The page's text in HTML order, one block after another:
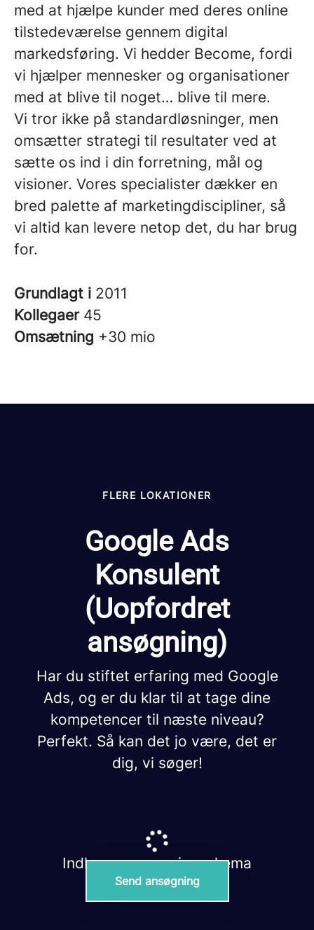
med at hjælpe kunder med deres online
tilstedeværelse gennem digital
markedsføring. Vi hedder Become, fordi
vi hjælper mennesker og organisationer
med at blive til noget… blive til mere.
Vi tror ikke på standardløsninger, men
omsætter strategi til resultater ved at
sætte os ind i din forretning, mål og
visioner. Vores specialister dækker en
bred palette af marketingdiscipliner, så
vi altid kan levere netop det, du har brug
for.
Grundlagt i 2011
Kollegaer 45
Omsætning +30 mio
Send ansøgning
FLERE LOKATIONER
Google Ads
Konsulent
(Uopfordret
ansøgning)
Har du stiftet erfaring med Google
Ads, og er du klar til at tage dine
kompetencer til næste niveau?
Perfekt. Så kan det jo være, det er
dig, vi søger!
Indlæser ansøgningsskema